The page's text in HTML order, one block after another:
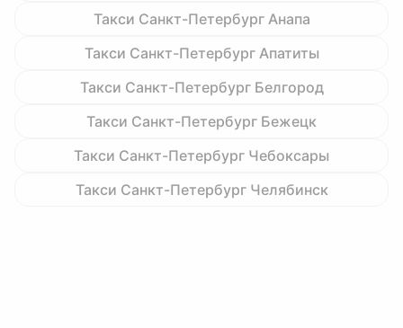
Такси Санкт-Петербург Анапа
Такси Санкт-Петербург Апатиты
Такси Санкт-Петербург Белгород
Такси Санкт-Петербург Бежецк
Такси Санкт-Петербург Чебоксары
Такси Санкт-Петербург Челябинск